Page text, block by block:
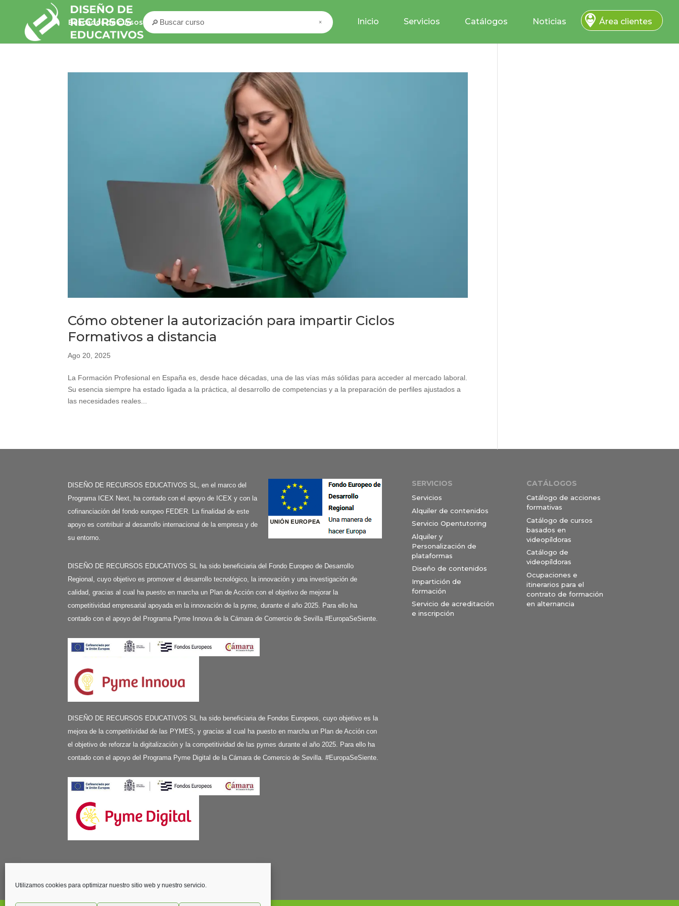
Utilizamos cookies para optimizar nuestro sitio web y nuestro servicio.
Buscador de cursos 🔎 × Inicio Servicios Catálogos Noticias Área clientes
Cómo obtener la autorización para impartir Ciclos
Formativos a distancia
Ago 20, 2025
La Formación Profesional en España es, desde hace décadas, una de las vías más sólidas para acceder al mercado laboral.
Su esencia siempre ha estado ligada a la práctica, al desarrollo de competencias y a la preparación de perfiles ajustados a
las necesidades reales...
DISEÑO DE RECURSOS EDUCATIVOS SL, en el marco del
Programa ICEX Next, ha contado con el apoyo de ICEX y con la
cofinanciación del fondo europeo FEDER. La finalidad de este
apoyo es contribuir al desarrollo internacional de la empresa y de
su entorno.
DISEÑO DE RECURSOS EDUCATIVOS SL ha sido beneficiaria del Fondo Europeo de Desarrollo
Regional, cuyo objetivo es promover el desarrollo tecnológico, la innovación y una investigación de
calidad, gracias al cual ha puesto en marcha un Plan de Acción con el objetivo de mejorar la
competitividad empresarial apoyada en la innovación de la pyme, durante el año 2025. Para ello ha
contado con el apoyo del Programa Pyme Innova de la Cámara de Comercio de Sevilla #EuropaSeSiente.
DISEÑO DE RECURSOS EDUCATIVOS SL ha sido beneficiaria de Fondos Europeos, cuyo objetivo es la
mejora de la competitividad de las PYMES, y gracias al cual ha puesto en marcha un Plan de Acción con
el objetivo de reforzar la digitalización y la competitividad de las pymes durante el año 2025. Para ello ha
contado con el apoyo del Programa Pyme Digital de la Cámara de Comercio de Sevilla. #EuropaSeSiente.
41007 Sevilla
SERVICIOS
Servicios
Alquiler de contenidos
Servicio Opentutoring
Alquiler y
Personalización de
plataformas
Diseño de contenidos
Impartición de
formación
Servicio de acreditación
e inscripción
CATÁLOGOS
Catálogo de acciones
formativas
Catálogo de cursos
basados en
videopíldoras
Catálogo de
videopíldoras
Ocupaciones e
itinerarios para el
contrato de formación
en alternancia